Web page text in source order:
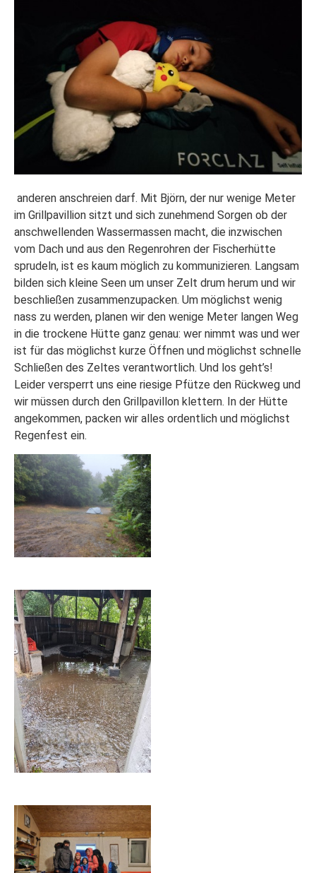
anderen anschreien darf. Mit Björn, der nur wenige Meter
im Grillpavillion sitzt und sich zunehmend Sorgen ob der
anschwellenden Wassermassen macht, die inzwischen
vom Dach und aus den Regenrohren der Fischerhütte
sprudeln, ist es kaum möglich zu kommunizieren. Langsam
bilden sich kleine Seen um unser Zelt drum herum und wir
beschließen zusammenzupacken. Um möglichst wenig
nass zu werden, planen wir den wenige Meter langen Weg
in die trockene Hütte ganz genau: wer nimmt was und wer
ist für das möglichst kurze Öffnen und möglichst schnelle
Schließen des Zeltes verantwortlich. Und los geht’s!
Leider versperrt uns eine riesige Pfütze den Rückweg und
wir müssen durch den Grillpavillon klettern. In der Hütte
angekommen, packen wir alles ordentlich und möglichst
Regenfest ein.